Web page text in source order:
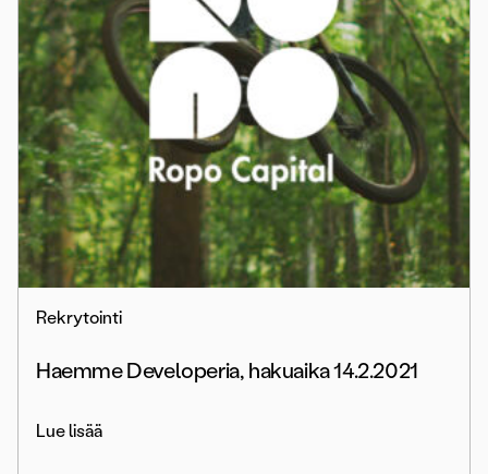
Rekrytointi
Haemme Developeria, hakuaika 14.2.2021
Lue lisää